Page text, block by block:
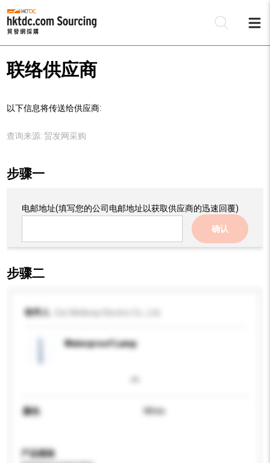
联络供应商
以下信息将传送给供应商:
查询来源: 贸发网采购
步骤一
电邮地址(填写您的公司电邮地址以获取供应商的迅速回覆)
确认
步骤二
收件人
Waterproof Lamp
颜色 White
产品规格